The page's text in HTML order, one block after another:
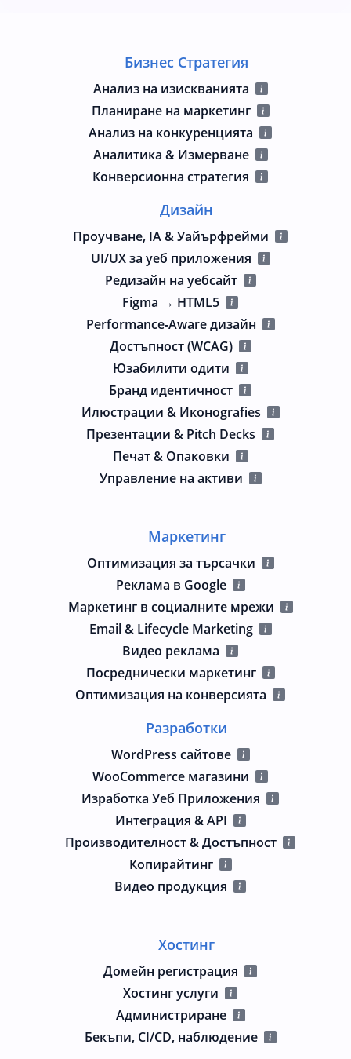
Бизнес Стратегия
Анализ на изискванията
Планиране на маркетинг
Анализ на конкуренцията
Аналитика & Измерване
Конверсионна стратегия
Дизайн
Проучване, IA & Уайърфрейми
UI/UX за уеб приложения
Редизайн на уебсайт
Figma → HTML5
Performance‑Aware дизайн
Достъпност (WCAG)
Юзабилити одити
Бранд идентичност
Илюстрации & Иконografies
Презентации & Pitch Decks
Печат & Опаковки
Управление на активи
Маркетинг
Оптимизация за търсачки
Реклама в Google
Маркетинг в социалните мрежи
Email & Lifecycle Marketing
Видео реклама
Посреднически маркетинг
Оптимизация на конверсията
Разработки
WordPress сайтове
WooCommerce магазини
Изработка Уеб Приложения
Интеграция & API
Производителност & Достъпност
Копирайтинг
Видео продукция
Хостинг
Домейн регистрация
Хостинг услуги
Администриране
Бекъпи, CI/CD, наблюдение